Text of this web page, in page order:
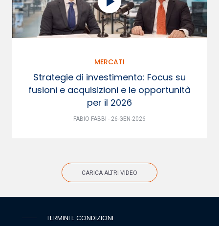
MERCATI
Strategie di investimento: Focus su
fusioni e acquisizioni e le opportunità
per il 2026
FABIO FABBI - 26-GEN-2026
CARICA ALTRI VIDEO
TERMINI E CONDIZIONI